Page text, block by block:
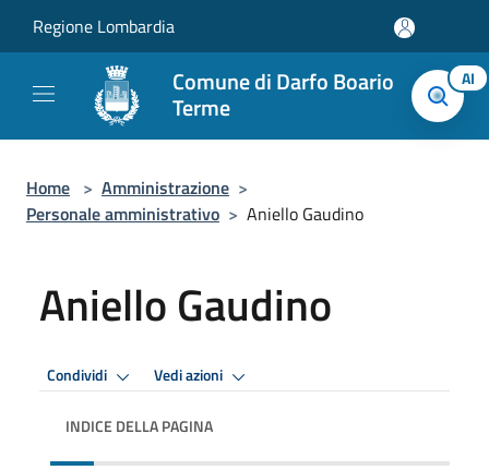
Regione Lombardia
Comune di Darfo Boario
Terme
AI
Home > Amministrazione >
Personale amministrativo > Aniello Gaudino
Aniello Gaudino
Condividi Vedi azioni
INDICE DELLA PAGINA